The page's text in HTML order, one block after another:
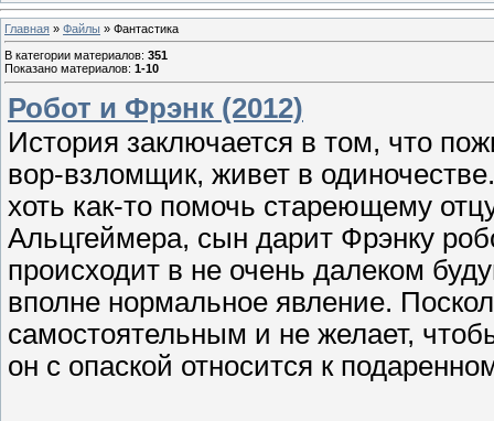
Главная » Файлы » Фантастика
В категории материалов: 351
Показано материалов: 1-10
Робот и Фрэнк (2012)
История заключается в том, что
вор-взломщик, живет в
хоть как-то помочь стареющему
Альцгеймера, сын дарит Фрэнку
происходит в не очень далеком
вполне нормальное явление.
самостоятельным и не желает,
он с опаской относится к